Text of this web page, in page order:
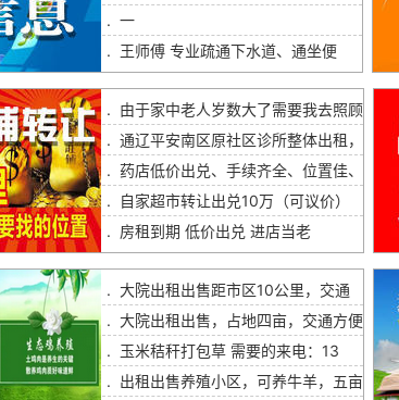
. 一
. 王师傅 专业疏通下水道、通坐便
. 由于家中老人岁数大了需要我去照顾
. 通辽平安南区原社区诊所整体出租，
. 药店低价出兑、手续齐全、位置佳、
.
自家超市转让出兑10万（可议价）
. 房租到期 低价出兑 进店当老
. 大院出租出售距市区10公里，交通
. 大院出租出售，占地四亩，交通方便
. 玉米秸秆打包草 需要的来电：13
. 出租出售养殖小区，可养牛羊，五亩